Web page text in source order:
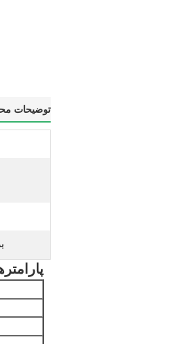
توضیحات